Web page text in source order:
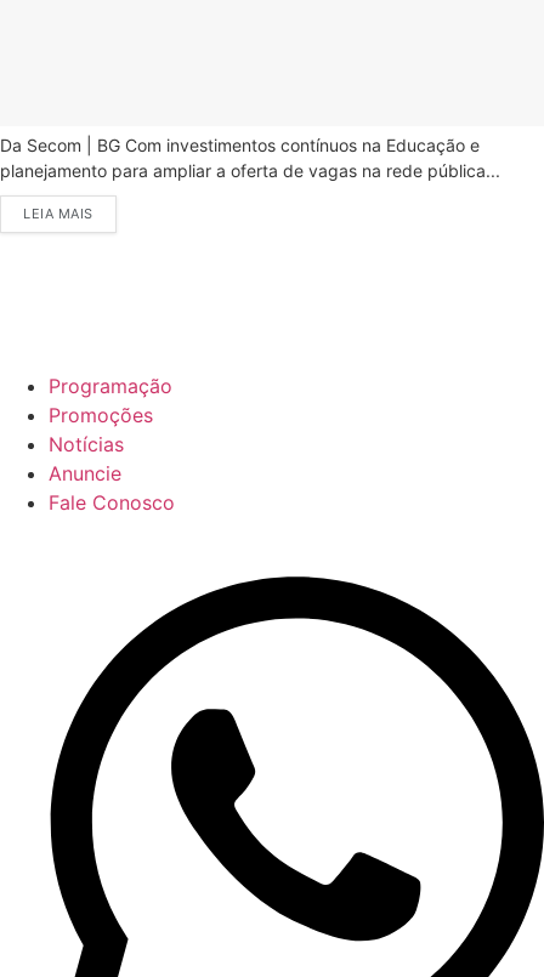
Da Secom | BG Com investimentos contínuos na Educação e
planejamento para ampliar a oferta de vagas na rede pública...
LEIA MAIS
Programação
Promoções
Notícias
Anuncie
Fale Conosco